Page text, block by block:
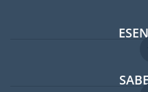
Foro
Guía